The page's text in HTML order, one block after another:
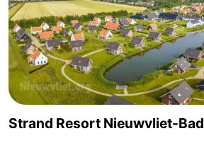
&
Steden
Natuur
Sporten
-
Zwembaden
-
Strand Resort Nieuwvliet-Bad